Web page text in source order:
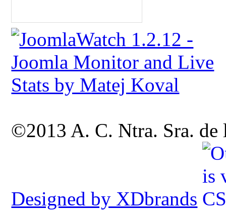
©2013 A. C. Ntra. Sra. de
Designed by XDbrands